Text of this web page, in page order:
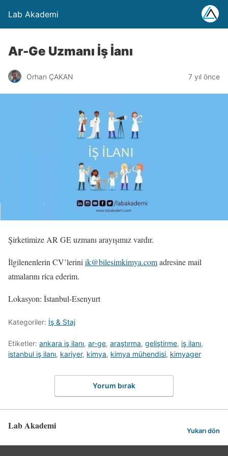
Lab Akademi
Ar-Ge Uzmanı İş İanı
Orhan ÇAKAN 7 yıl önce
Şirketimize AR GE uzmanı arayışımız vardır.
İlgilenenlerin CV’lerini ik@bilesimkimya.comadresine mail
atmalarını rica ederim.
Lokasyon: İstanbul-Esenyurt
Kategoriler: İş & Staj
Etiketler: ankara iş ilanı, ar-ge, araştırma, geliştirme, iş ilanı,
istanbul iş ilanı, kariyer, kimya, kimya mühendisi, kimyager
Yorum bırak
Lab Akademi Yukarı dön